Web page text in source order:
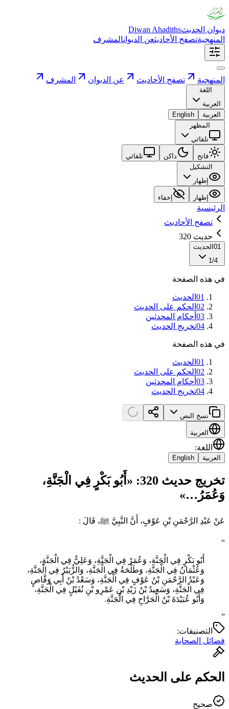
ديوان الحديثDiwan Ahadiths
المنهجيةتصفح الأحاديثعن الديوانالمشرف
المنهجية تصفح الأحاديث عن الديوان المشرف
اللغة
العربية
العربية
English
المظهر
تلقائي
فاتح داكن
تلقائي
التشكيل
إظهار
إظهار إخفاء
الرئيسية
تصفح الأحاديث
حديث 320
01 الحديث
1/4
في هذه الصفحة
01 الحديث
02 الحكم على الحديث
03 أحكام المحدثين
04تخريج الحديث
في هذه الصفحة
01 الحديث
02 الحكم على الحديث
03 أحكام المحدثين
04تخريج الحديث
نسخ النص
العربية
اللغة:
العربية English
تخريج حديث 320: «أَبُو بَكْرٍ فِي الْجَنَّةِ،
وَعُمَرُ…»
عَنْ عَبْدِ الرَّحْمَنِ بْنِ عَوْفٍ، أَنَّ النَّبِيَّ ﷺ، قَالَ :
“
أَبُو بَكْرٍ فِي الْجَنَّةِ، وَعُمَرُ فِي الْجَنَّةِ، وَعَلِيٌّ فِي الْجَنَّةِ،
وَعُثْمَانُ فِي الْجَنَّةِ، وَطَلْحَةُ فِي الْجَنَّةِ، وَالزُّبَيْرُ فِي الْجَنَّةِ،
وَعَبْدُ الرَّحْمَنِ بْنُ عَوْفٍ فِي الْجَنَّةِ، وَسَعْدُ بْنُ أَبِي وَقَّاصٍ
فِي الْجَنَّةِ، وَسَعِيدُ بْنُ زَيْدِ بْنِ عَمْرِو بْنِ نُفَيْلٍ فِي الْجَنَّةِ،
وَأَبُو عُبَيْدَةَ بْنُ الْجَرَّاحِ فِي الْجَنَّةِ.
”
التصنيفات:
فضائل الصحابة
الحكم على الحديث
صحيح